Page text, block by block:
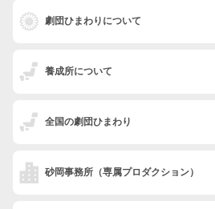
劇団ひまわりについて
養成所について
全国の劇団ひまわり
砂岡事務所 （専属プロダクション）